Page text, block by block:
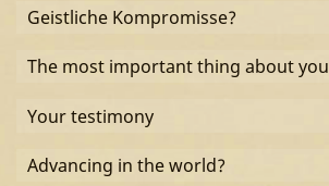
Geistliche Kompromisse?
The most important thing about you
Your testimony
Advancing in the world?